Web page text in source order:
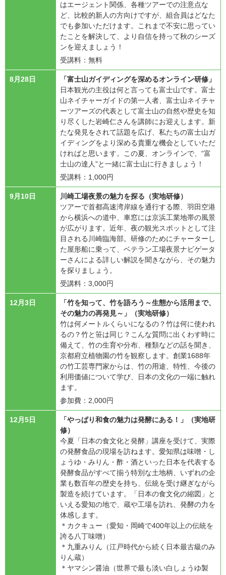
はエージェント関係、各種ツアーでの注意点な
ど、比較的新人の方向けですが、組合員はどなた
でも参加いただけます。これまで不安に思ってい
たことを解決して、より自信を持って秋のシーズ
ンを迎えましょう！
受講料：無料
8月28日
「富士山ガイディングを深めるオンライン研修」
日本観光の主役は何と言っても富士山です。富士
山ネイチャーガイドの第一人者、富士山ネイチャ
ーツアーズの代表として富士山の自然や歴史を知
り尽くした岩崎仁さんを講師にお迎えします。新
たな発見をされて話題を広げ、私たちの富士山ガ
イディングをより深める貴重な機会としていただ
ければと思います。この夏、オンラインで、“富
士山の達人”と一緒に富士山に行きましょう！
受講料：1,000円
9月10日
川崎工場夜景の魅力を探る（実地研修）
ツアーで首都高速湾岸線を通行する際、羽田空港
から横浜への道中、車窓には京浜工業地帯の風景
が広がります。近年、夜の観光スポットとして注
目される川崎臨海部。研修のためにチャーターし
た屋形船に乗って、ベテラン工場夜景ナビゲータ
ーさんによる詳しい解説を聞きながら、その魅力
を探りましょう。
受講料：3,000円
12月3日
「竹を知って、竹を語ろう～生態から活用まで、
その魅力の再発見～」（実地研修）
竹は何メートルくらいになるの？竹は何に使われ
るの？竹と笹は同じ？こんな質問に出くわす時に
備えて、竹の生育や分布、種類などの話を聞き、
京都府立植物園の竹を観察します。創業1688年
の竹工芸専門家からは、竹の用途、特性、今後の
利用価値について学び、日本の文化の一端に触れ
ます。
参加費：2,000円
12月5日
「やっぱり和食の魅力は発酵にある！」（実地研
修）
今夏「日本の食文化と発酵」講座を受けて、実際
の発酵食品の現場を訪ねます。愛知県は味噌・し
ょうゆ・みりん・酢・酒といった日本を代表する
発酵食品がすべて揃う特別な土地柄、いずれの企
業も数百年の歴史を持ち、伝統を受け継ぎながら
製造を続けています。「日本の食文化の縮図」と
いえる愛知の地で、蔵や工場を訪れ、発酵の力を
体感します。
＊カクキュー（愛知・岡崎で400年以上の伝統を
誇る八丁味噌）
＊九重みりん（江戸時代から続く日本最古級のみ
りん蔵）
＊ヤマシン醤油（世界で最も淡い白しょうゆ製